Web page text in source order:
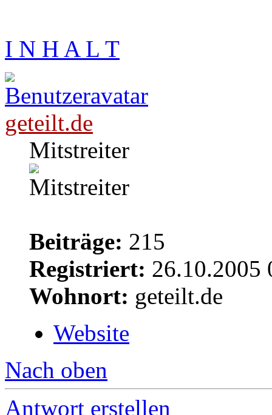
I N H A L T
geteilt.de
Mitstreiter
Beiträge: 215
Registriert: 26.10.2005
Wohnort: geteilt.de
Website
Nach oben
Antwort erstellen